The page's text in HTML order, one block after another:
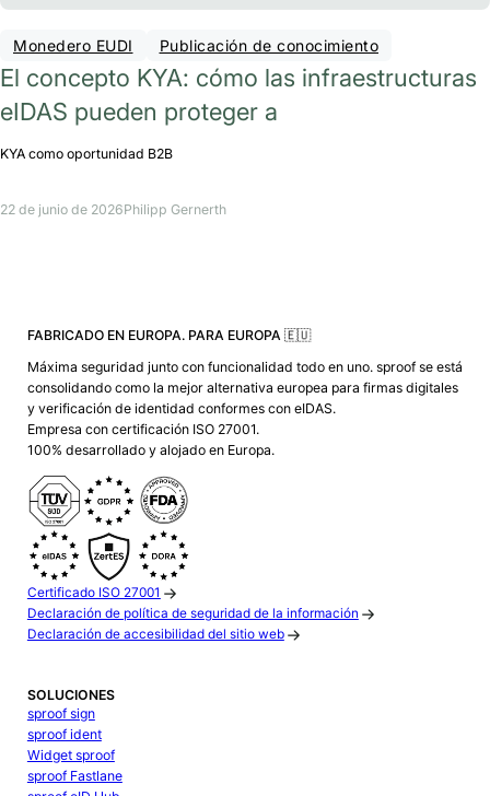
Monedero EUDI Publicación de conocimiento
El concepto KYA: cómo las infraestructuras
eIDAS pueden proteger a
KYA como oportunidad B2B
22 de junio de 2026Philipp Gernerth
FABRICADO EN EUROPA. PARA EUROPA 🇪🇺
Máxima seguridad junto con funcionalidad todo en uno. sproof se está
consolidando como la mejor alternativa europea para firmas digitales
y verificación de identidad conformes con eIDAS.
Empresa con certificación ISO 27001.
100% desarrollado y alojado en Europa.
Certificado ISO 27001
Declaración de política de seguridad de la información
Declaración de accesibilidad del sitio web
SOLUCIONES
sproof sign
sproof ident
Widget sproof
sproof Fastlane